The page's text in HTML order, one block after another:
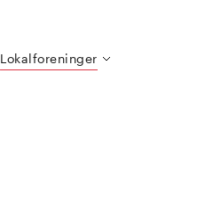
Lokalforeninger